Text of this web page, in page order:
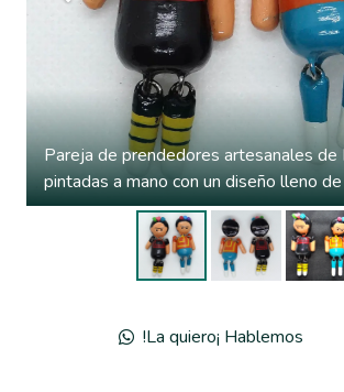
Pareja de prendedores artesanales de
pintadas a mano con un diseño lleno
!La quiero¡ Hablemos